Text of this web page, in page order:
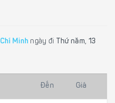
Minh ngày đi
Thứ năm, 13
Đến Giá